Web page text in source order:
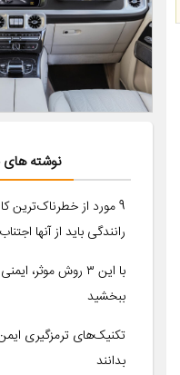
نوشته
9 مورد از خطرناک‌ترین
رانندگی باید از آنها
با این ۳ روش موثر،
ببخشید
تکنیک‌های ترمزگیری
بدانند